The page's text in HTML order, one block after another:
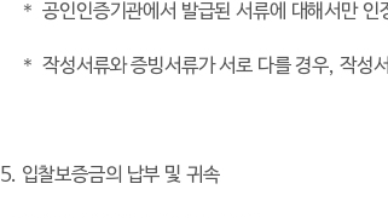
＊ 공인인증기관에서 발급된 서류에 대해서만 인
＊ 작성서류와 증빙서류가 서로 다를 경우, 작성
5. 입찰보증금의 납부 및 귀속